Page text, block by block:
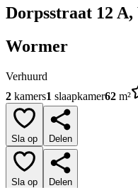
Dorpsstraat 12
Wormer
Verhuurd
2 kamers1 slaapkamer62 m²
Sla op Delen
Sla op Delen